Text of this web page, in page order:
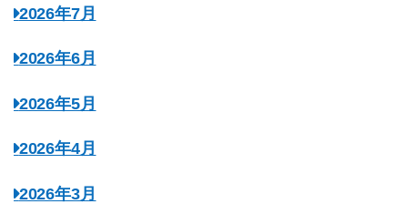
2026年7月
2026年6月
2026年5月
2026年4月
2026年3月